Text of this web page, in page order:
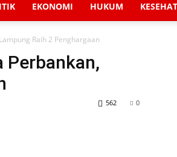
EKONOMI HUKUM
Raih 2 Penghargaan
Perbankan,
0
562